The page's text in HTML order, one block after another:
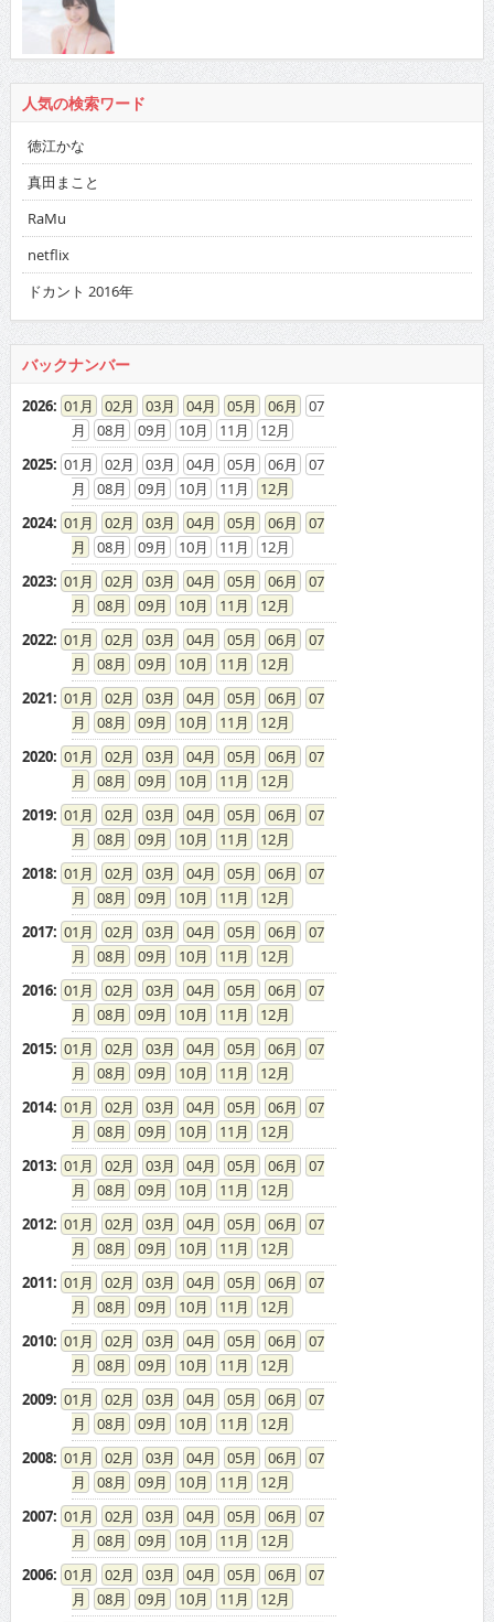
人気の検索ワード
徳江かな
真田まこと
RaMu
netflix
ドカント 2016年
バックナンバー
2026: 01 02 03 04 05 06
07
08
09 10 11
12
2025: 01 02 03 04 05 06
07
08
09 10 11
12
2024: 01 02 03 04 05 06
07
08
09 10 11
12
2023: 01 02 03 04 05 06
07
08
09 10 11
12
2022: 01 02 03 04 05 06
07
08
09 10 11
12
2021: 01 02 03 04 05 06
07
08
09 10 11
12
2020: 01 02 03 04 05 06
07
08
09 10 11
12
2019: 01 02 03 04 05 06
07
08
09 10 11
12
2018: 01 02 03 04 05 06
07
08
09 10 11
12
2017: 01 02 03 04 05 06
07
08
09 10 11
12
2016: 01 02 03 04 05 06
07
08
09 10 11
12
2015: 01 02 03 04 05 06
07
08
09 10 11
12
2014: 01 02 03 04 05 06
07
08
09 10 11
12
2013: 01 02 03 04 05 06
07
08
09 10 11
12
2012: 01 02 03 04 05 06
07
08
09 10 11
12
2011: 01 02 03 04 05 06
07
08
09 10 11
12
2010: 01 02 03 04 05 06
07
08
09 10 11
12
2009: 01 02 03 04 05 06
07
08
09 10 11
12
2008: 01 02 03 04 05 06
07
08
09 10 11
12
2007: 01 02 03 04 05 06
07
08
09 10 11
12
2006: 01 02 03 04 05 06
07
08
09 10 11
12